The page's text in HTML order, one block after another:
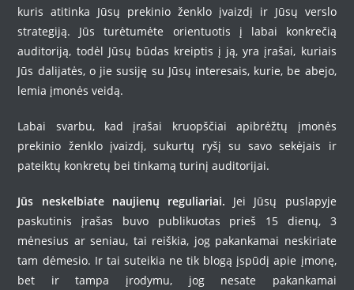
kuris atitinka Jūsų prekinio ženklo įvaizdį ir Jūsų verslo
strategiją. Jūs turėtumėte orientuotis į labai konkrečią
auditoriją, todėl Jūsų būdas kreiptis į ją, yra įrašai, kuriais
Jūs dalijatės, o jie susiję su Jūsų interesais, kurie, be abejo,
lemia įmonės veidą.
Labai svarbu, kad įrašai kruopščiai apibrėžtų įmonės
prekinio ženklo įvaizdį, sukurtų ryšį su savo sekėjais ir
pateiktų konkretų bei tinkamą turinį auditorijai.
Jūs neskelbiate naujienų reguliariai. Jei Jūsų puslapyje
paskutinis įrašas buvo publikuotas prieš 15 dienų, 3
mėnesius ar seniau, tai reiškia, jog pakankamai neskiriate
tam dėmesio. Ir tai suteikia ne tik blogą įspūdį apie įmonę,
bet ir tampa įrodymu, jog nesate pakankamai